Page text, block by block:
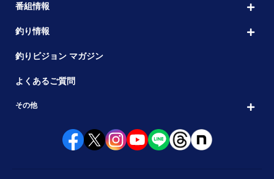
番組情報
釣り情報
釣りビジョン マガジン
よくあるご質問
その他